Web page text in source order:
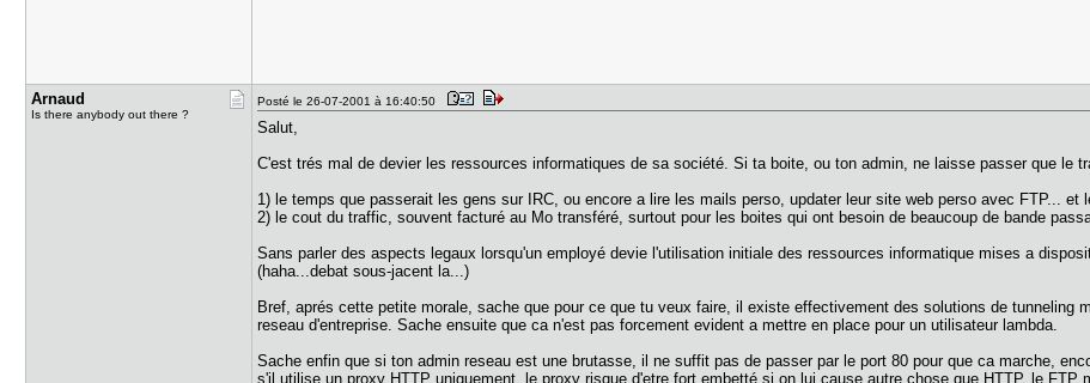
Arnaud
Is there anybody out there ?
Posté le 26-07-2001 à 16:40:50
Salut,
C'est trés mal de devier les ressources informatiques de sa société. Si ta boite, ou ton admin, ne laisse passer que le
1) le temps que passerait les gens sur IRC, ou encore a lire les mails perso, updater leur site web perso avec FTP... et
2) le cout du traffic, souvent facturé au Mo transféré, surtout pour les boites qui ont besoin de beaucoup de bande
Sans parler des aspects legaux lorsqu'un employé devie l'utilisation initiale des ressources informatique mises a
(haha...debat sous-jacent la...)
Bref, aprés cette petite morale, sache que pour ce que tu veux faire, il existe effectivement des solutions de tunneling
reseau d'entreprise. Sache ensuite que ca n'est pas forcement evident a mettre en place pour un utilisateur lambda.
Sache enfin que si ton admin reseau est une brutasse, il ne suffit pas de passer par le port 80 pour que ca marche,
s'il utilise un proxy HTTP uniquement, le proxy risque d'etre fort embetté si on lui cause autre chose que HTTP, le FTP